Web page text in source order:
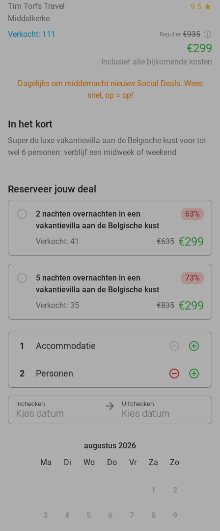
Tim Torfs Travel 9.5 star
Middelkerke
Verkocht: 111
Regulier €935
€299
Inclusief alle bijkomende kosten
Dagelijks om middernacht nieuwe Social Deals. Wees
snel, op = op!
In het kort
Super-de-luxe vakantievilla aan de Belgische kust voor tot
wel 6 personen: verblijf een midweek of weekend
Reserveer jouw deal
2 nachten overnachten in een
vakantievilla aan de Belgische kust
63%
Verkocht: 41 €635 €299
5 nachten overnachten in een
vakantievilla aan de Belgische kust
73%
Verkocht: 35 €835 €299
1 Accommodatie remove_circle_outline add_circle_outline
2 Personen remove_circle_outline add_circle_outline
Inchecken
Kies datum
Uitchecken
Kies datum
augustus 2026
Ma
Di Wo Do Vr Za Zo
1 2
3 4 5 6 7 8 9